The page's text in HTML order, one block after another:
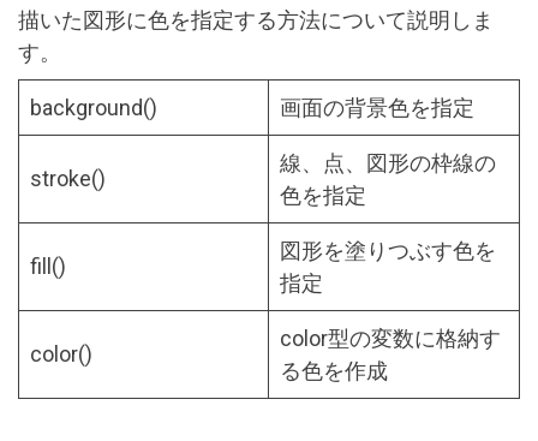
描いた図形に色を指定する方法について説明しま
す。
background() 画面の背景色を指定
stroke()
線、点、図形の枠線の
色を指定
fill()
図形を塗りつぶす色を
指定
color()
color型の変数に格納す
る色を作成